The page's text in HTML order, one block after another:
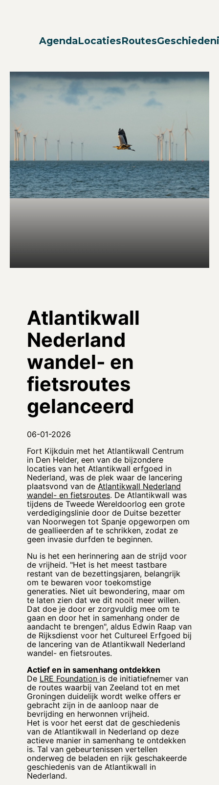
AgendaLocatiesRoutes
Atlantikwall
Nederland
wandel- en
fietsroutes
gelanceerd
06-01-2026
Fort Kijkduin met het Atlantikwall Centrum
in Den Helder, een van de bijzondere
locaties van het Atlantikwall erfgoed in
Nederland, was de plek waar de lancering
plaatsvond van de Atlantikwall Nederland
wandel- en fietsroutes. De Atlantikwall was
tijdens de Tweede Wereldoorlog een grote
verdedigingslinie door de Duitse bezetter
van Noorwegen tot Spanje opgeworpen om
de geallieerden af te schrikken, zodat ze
geen invasie durfden te beginnen.
Nu is het een herinnering aan de strijd voor
de vrijheid. "Het is het meest tastbare
restant van de bezettingsjaren, belangrijk
om te bewaren voor toekomstige
generaties. Niet uit bewondering, maar om
te laten zien dat we dit nooit meer willen.
Dat doe je door er zorgvuldig mee om te
gaan en door het in samenhang onder de
aandacht te brengen", aldus Edwin Raap van
de Rijksdienst voor het Cultureel Erfgoed bij
de lancering van de Atlantikwall Nederland
wandel- en fietsroutes.
Actief en in samenhang ontdekken
De LRE Foundation is de initiatiefnemer van
de routes waarbij van Zeeland tot en met
Groningen duidelijk wordt welke offers er
gebracht zijn in de aanloop naar de
bevrijding en herwonnen vrijheid.
Het is voor het eerst dat de geschiedenis
van de Atlantikwall in Nederland op deze
actieve manier in samenhang te ontdekken
is. Tal van gebeurtenissen vertellen
onderweg de beladen en rijk geschakeerde
geschiedenis van de Atlantikwall in
Nederland.